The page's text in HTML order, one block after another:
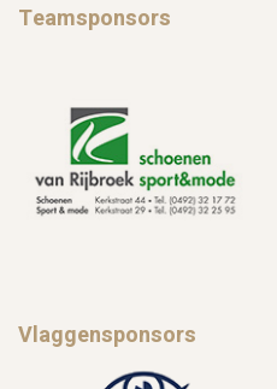
Teamsponsors
Vlaggensponsors